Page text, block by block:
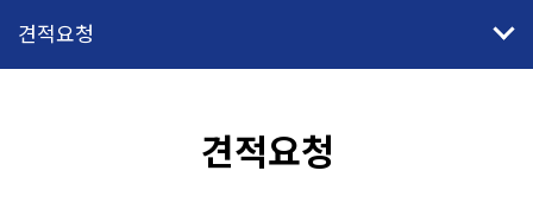
견적요청
견적요청